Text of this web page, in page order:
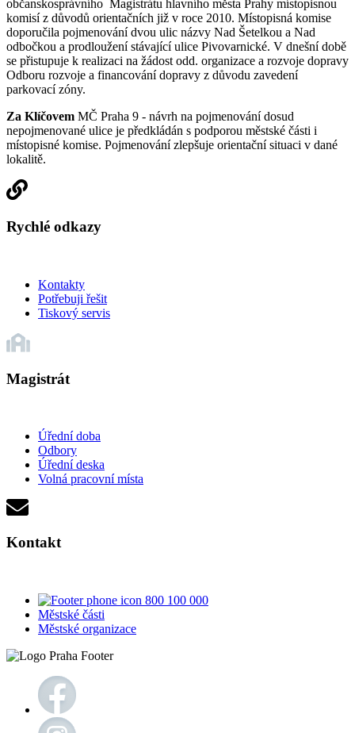
občanskosprávního Magistrátu hlavního města Prahy místopisnou
komisí z důvodů orientačních již v roce 2010. Místopisná komise
doporučila pojmenování dvou ulic názvy Nad Šetelkou a Nad
odbočkou a prodloužení stávající ulice Pivovarnické. V dnešní době
se přistupuje k realizaci na žádost odd. organizace a rozvoje dopravy
Odboru rozvoje a financování dopravy z důvodu zavedení
parkovací zóny.
Za Klíčovem MČ Praha 9 - návrh na pojmenování dosud
nepojmenované ulice je předkládán s podporou městské části i
místopisné komise. Pojmenování zlepšuje orientační situaci v dané
lokalitě.
Rychlé odkazy
Kontakty
Potřebuji řešit
Tiskový servis
Magistrát
Úřední doba
Odbory
Úřední deska
Volná pracovní místa
Kontakt
800 100 000
Městské části
Městské organizace